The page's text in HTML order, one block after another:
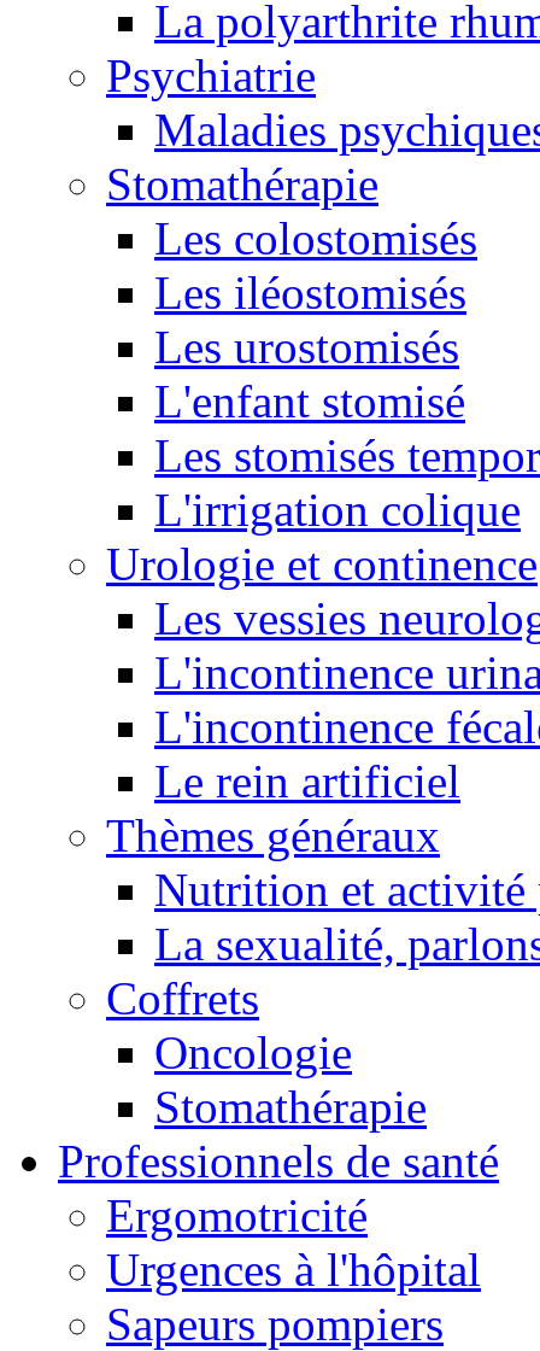
La polyarthrite
Psychiatrie
Maladies
Stomathérapie
Les colostomisés
Les iléostomisés
Les urostomisés
L'enfant stomisé
Les stomisés
L'irrigation colique
Urologie et continence
Les vessies
L'incontinence
L'incontinence
Le rein artificiel
Thèmes généraux
Nutrition et activité
La sexualité,
Coffrets
Oncologie
Stomathérapie
Professionnels de santé
Ergomotricité
Urgences à l'hôpital
Sapeurs pompiers